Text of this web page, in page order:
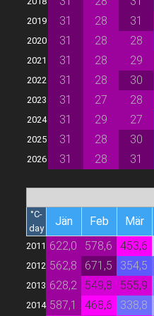
2019 31 28 31
2020 31 28 28
2021 31 28 29
2022 31 28 30
2023 31 27 28
2024 31 29 27
2025 31 28 30
2026 31 28 31
°C-
day
Jän Feb Mär
2011 622,0 578,6 453,6
2012 562,8 671,5 354,5
2013 628,2 549,8 555,9
2014 587,1 468,6 338,8